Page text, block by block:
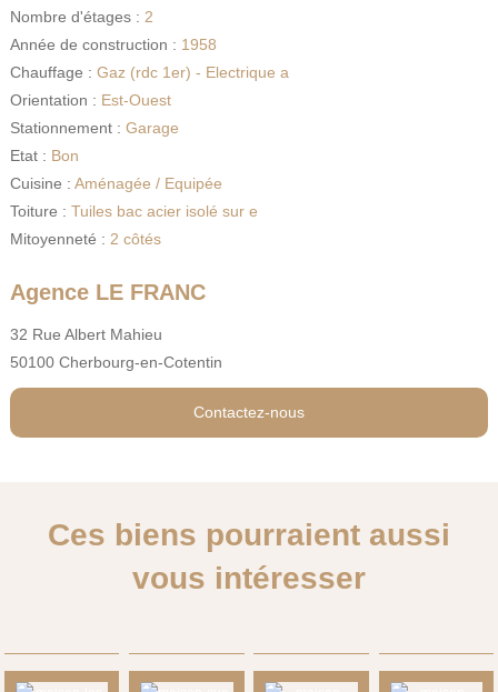
Nombre d'étages : 2
Année de construction : 1958
Chauffage : Gaz (rdc 1er) - Electrique a
Orientation : Est-Ouest
Stationnement : Garage
Etat : Bon
Cuisine : Aménagée / Equipée
Toiture : Tuiles bac acier isolé sur e
Mitoyenneté : 2 côtés
Agence LE FRANC
32 Rue Albert Mahieu
50100 Cherbourg-en-Cotentin
Contactez-nous
Ces biens pourraient aussi
vous intéresser